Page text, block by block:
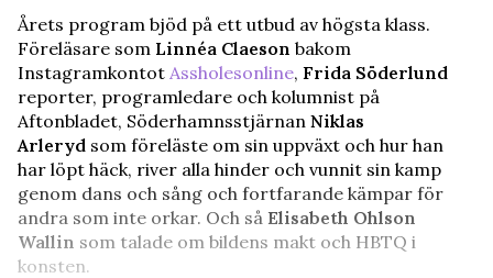
Årets program bjöd på ett utbud av högsta klass.
Föreläsare som Linnéa Claeson bakom
Instagramkontot Assholesonline, Frida Söderlund
reporter, programledare och kolumnist på
Aftonbladet, Söderhamnsstjärnan Niklas
Arleryd som föreläste om sin uppväxt och hur han
har löpt häck, river alla hinder och vunnit sin kamp
genom dans och sång och fortfarande kämpar för
andra som inte orkar. Och så Elisabeth Ohlson
Wallin som talade om bildens makt och HBTQ i
konsten.